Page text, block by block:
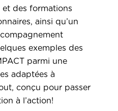
et des formations
ainsi qu’un
exemples des
parmi une
adaptées à
conçu pour passer
à l’action!